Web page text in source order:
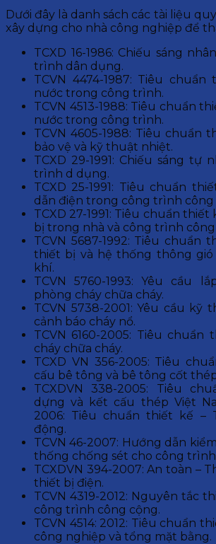
Dưới đây là danh sách các tài liệu
xây dựng cho nhà công nghiệp để
TCXD 16-1986: Chiếu sáng
trình dân dụng.
TCVN 4474-1987: Tiêu
nước trong công trình.
TCVN 4513-1988: Tiêu chuẩn
nước trong công trình.
TCVN 4605-1988: Tiêu chuẩn
bảo vệ và kỹ thuật nhiệt.
TCXD 29-1991: Chiếu sáng tự
trình d dụng.
TCXD 25-1991: Tiêu chuẩn
dẫn điện trong công trình công
TCXD 27-1991: Tiêu chuẩn
bị trong nhà và công trình
TCVN 5687-1992: Tiêu chuẩn
thiết bị và hệ thống thông gió
khí.
TCVN 5760-1993: Yêu cầu
phòng cháy chữa cháy.
TCVN 5738-2001: Yêu cầu kỹ
cảnh báo cháy nổ.
TCVN 6160-2005: Tiêu chuẩn
cháy chữa cháy.
TCXD VN 356-2005: Tiêu
cấu bê tông và bê tông cốt
TCXDVN 338-2005: Tiêu
dựng và kết cấu thép Việt
2006: Tiêu chuẩn thiết kế –
động.
TCVN 46-2007: Hướng dẫn
thống chống sét cho công
TCXDVN 394-2007: An toàn –
thiết bị điện.
TCVN 4319-2012: Nguyên tắc
công trình công cộng.
TCVN 4514: 2012: Tiêu chuẩn
công nghiệp và tổng mặt bằng.